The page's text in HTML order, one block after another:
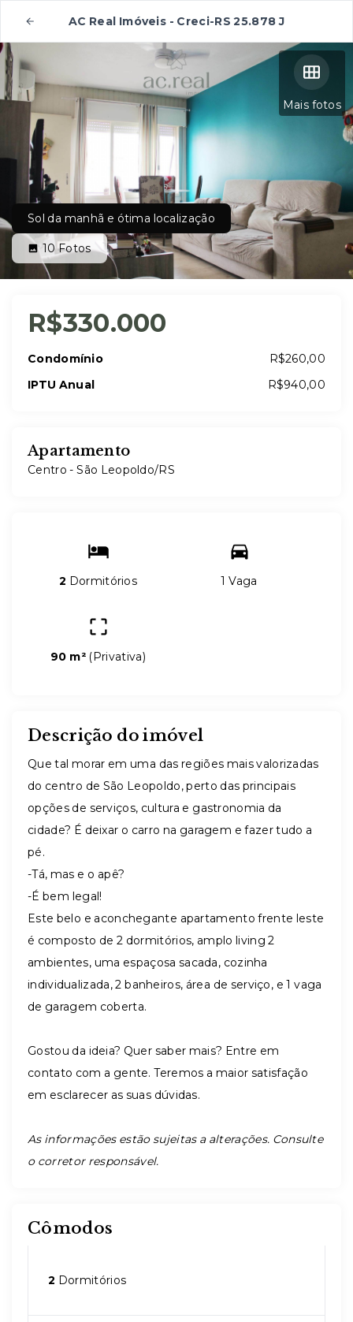
AC Real Imóveis - Creci-RS 25.878 J
Mais fotos
Sol da manhã e ótima localização
10Fotos
R$330.000
Condomínio
R$260,00
IPTU Anual
R$940,00
Apartamento
Centro - São Leopoldo/RS
2 Dormitórios 1 Vaga
90 m² (Privativa)
Descrição do imóvel
Que tal morar em uma das regiões mais valorizadas
do centro de São Leopoldo, perto das principais
opções de serviços, cultura e gastronomia da
cidade? É deixar o carro na garagem e fazer tudo a
pé.
-Tá, mas e o apê?
-É bem legal!
Este belo e aconchegante apartamento frente leste
é composto de 2 dormitórios, amplo living 2
ambientes, uma espaçosa sacada, cozinha
individualizada, 2 banheiros, área de serviço, e 1 vaga
de garagem coberta.
Gostou da ideia? Quer saber mais? Entre em
contato com a gente. Teremos a maior satisfação
em esclarecer as suas dúvidas.
As informações estão sujeitas a alterações. Consulte
o corretor responsável.
Cômodos
2 Dormitórios